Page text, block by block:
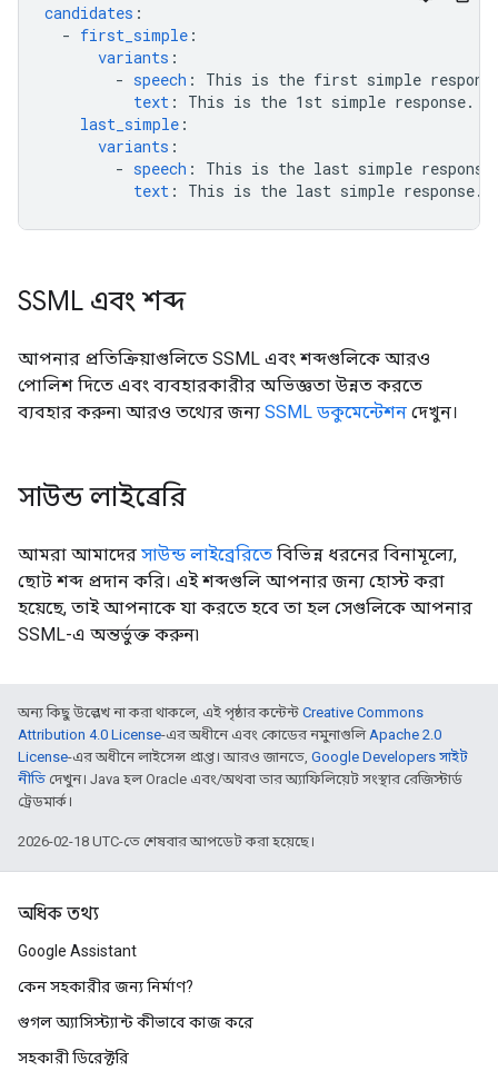
candidates :
- first_simple :
variants :
- speech :
This is the first simple
text :
This is the 1st simple response.
last_simple :
variants :
- speech :
This is the last simple
text : This is the last simple response.
SSML এবং শব্দ
আপনার প্রতিক্রিয়াগুলিতে SSML এবং শব্দগুলিকে আরও
পোলিশ দিতে এবং ব্যবহারকারীর অভিজ্ঞতা উন্নত করতে
ব্যবহার করুন৷ আরও তথ্যের জন্য SSML ডকুমেন্টেশন দেখুন।
সাউন্ড লাইব্রেরি
আমরা আমাদের সাউন্ড লাইব্রেরিতে বিভিন্ন ধরনের বিনামূল্যে,
ছোট শব্দ প্রদান করি। এই শব্দগুলি আপনার জন্য হোস্ট করা
হয়েছে, তাই আপনাকে যা করতে হবে তা হল সেগুলিকে আপনার
SSML-এ অন্তর্ভুক্ত করুন৷
অন্য কিছু উল্লেখ না করা থাকলে, এই পৃষ্ঠার কন্টেন্ট Creative Commons
Attribution 4.0 License-এর অধীনে এবং কোডের নমুনাগুলিApache 2.0
License-এর অধীনে লাইসেন্স প্রাপ্ত। আরও জানতে, Google Developers সাইট
নীতি দেখুন। Java হল Oracle এবং/অথবা তার অ্যাফিলিয়েট সংস্থার রেজিস্টার্ড
ট্রেডমার্ক।
2026-02-18 UTC-তে শেষবার আপডেট করা হয়েছে।
অধিক তথ্য
Google Assistant
কেন সহকারীর জন্য নির্মাণ?
গুগল অ্যাসিস্ট্যান্ট কীভাবে কাজ করে
সহকারী ডিরেক্টরি